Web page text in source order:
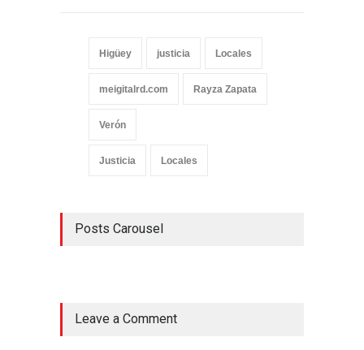
Higüey justicia Locales
meigitalrd.com Rayza Zapata
Verón
Justicia Locales
Posts Carousel
Leave a Comment